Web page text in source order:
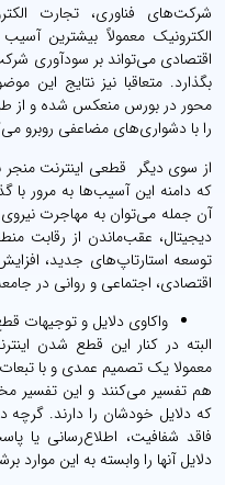
شرکت‌های فناوری، تجارت
الکترونیک معمولاً بیشترین
اقتصادی می‌تواند بر سودآوری
بگذارد. متعاقبا نیز نتایج
محور در بورس منعکس شده و از
را با دشواری‌های مضاعفی روبرو
از سوی دیگر قطعی اینترنت
که دامنه این آسیب‌ها به مرور
آن جمله می‌توان به مهاجرت
دیجیتال، عقب‌ماندن از رقابت
توسعه استارتاپ‌های جدید،
اقتصادی، اجتماعی و روانی در
واکاوی دلایل و توجیهات
البته در کنار این قطع شدن
معمولا یک تصمیم عمدی و با
هم تفسیر می‌کنند و این
که دلایل خودشان را دارند. گرچه
فاقد شفافیت، اطلاع‌رسانی یا
دلایل آنها را وابسته به این موارد